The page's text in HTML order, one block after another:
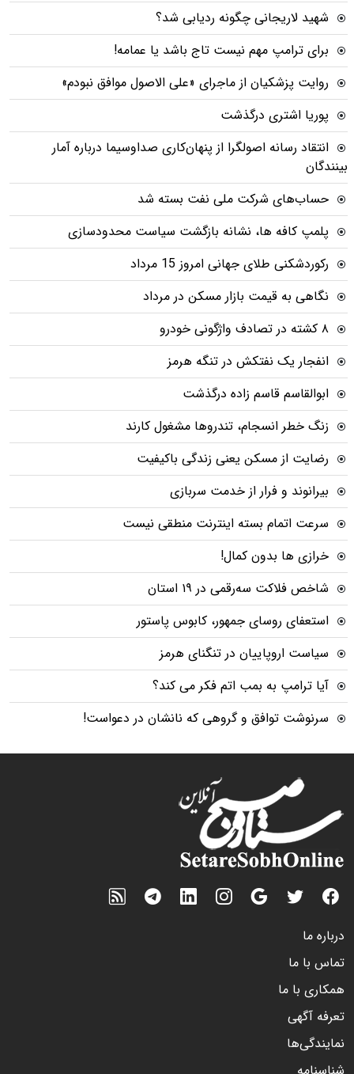
شهید لاریجانی چگونه ردیابی شد؟
برای ترامپ مهم نیست تاج باشد یا عمامه!
روایت پزشکیان از ماجرای «علی الاصول موافق نبودم»
پوریا اشتری درگذشت
انتقاد رسانه اصولگرا از پنهان‌کاری صداوسیما درباره آمار
بینندگان
حساب‌های شرکت ملی نفت بسته شد
پلمپ کافه ها، نشانه بازگشت سیاست محدودسازی
رکوردشکنی طلای جهانی امروز 15 مرداد
نگاهی به قیمت بازار مسکن در مرداد
۸ کشته در تصادف واژگونی خودرو
انفجار یک نفتکش در تنگه هرمز
ابوالقاسم قاسم زاده درگذشت
زنگ خطر انسجام، تندروها مشغول کارند
رضایت از مسکن یعنی زندگی باکیفیت
بیرانوند و فرار از خدمت سربازی
سرعت اتمام بسته‌ اینترنت منطقی نیست
خرازی ها بدون کمال!
شاخص فلاکت سه‌رقمی در ۱۹ استان
استعفای روسای جمهور، کابوس پاستور
سیاست اروپاییان در تنگنای هرمز
آیا ترامپ به بمب اتم فکر می کند؟
سرنوشت توافق و گروهی که نانشان در دعواست!
درباره ما
تماس با ما
همکاری با ما
تعرفه آگهی
نمایندگی‌ها